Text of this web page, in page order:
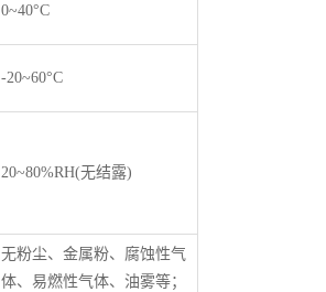
0~40°C
-20~60°C
20~80%RH(无结露)
无粉尘、金属粉、腐蚀性气
体、易燃性气体、油雾等；